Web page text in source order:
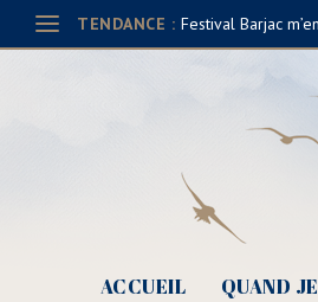
TENDANCE : Festival Barjac
ACCUEIL QUAND